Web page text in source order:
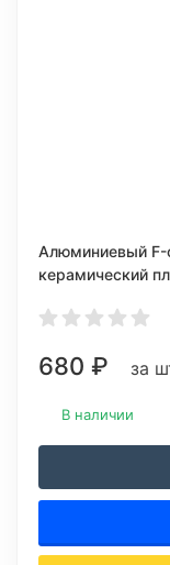
Алюминиевый F-
керамический
680 ₽ за
В наличии